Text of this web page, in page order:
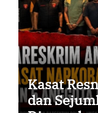
Kasat
dan